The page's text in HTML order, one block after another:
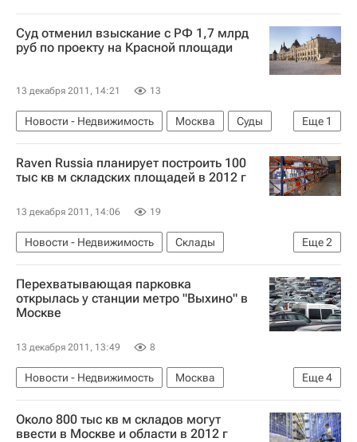
Суд отменил взыскание с РФ 1,7 млрд
руб по проекту на Красной площади
13 декабря 2011, 14:21 13
Еще 1
Новости - Недвижимость Москва
Суды
Россия
Raven Russia планирует построить 100
тыс кв м складских площадей в 2012 г
13 декабря 2011, 14:06 19
Еще2
Новости - Недвижимость
Склады
Коммерческая недвижимость
Россия
Перехватывающая парковка
открылась у станции метро "Выхино" в
Москве
13 декабря 2011, 13:49 8
Еще4
Новости - Недвижимость
Москва
Парковка
Развитие парковочного пространства в Москве
Около 800 тыс кв м складов могут
ввести в Москве и области в 2012 г